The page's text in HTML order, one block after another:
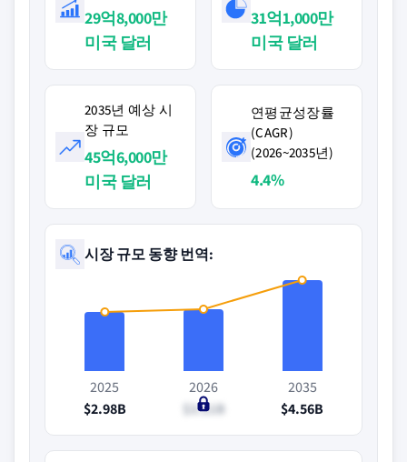
29억8,000만
미국 달러
31억1,000만
미국 달러
2035년 예상 시
장 규모
45억6,000만
미국 달러
연평균성장률
(CAGR)
(2026~2035년)
4.4%
시장 규모 동향 번역:
2025
$2.98B
2026
$3.11B
2035
$4.56B